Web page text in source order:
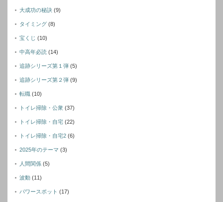
大成功の秘訣 (9)
タイミング (8)
宝くじ (10)
中高年必読 (14)
追跡シリーズ第１弾 (5)
追跡シリーズ第２弾 (9)
転職 (10)
トイレ掃除・公衆 (37)
トイレ掃除・自宅 (22)
トイレ掃除・自宅2 (6)
2025年のテーマ (3)
人間関係 (5)
波動 (11)
パワースポット (17)